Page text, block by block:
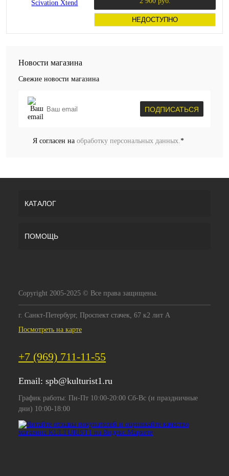
НЕДОСТУПНО
Новости магазина
Свежие новости магазина
ПОДПИСАТЬСЯ
Я согласен на обработку персональных данных. *
КАТАЛОГ
ПОМОЩЬ
Copyright 2005-2025 © Все права защищены.
г. Санкт-Петербург, Проспект стачек, 67 к2 лит А
Посмотреть на карте
+7 (969) 711-11-55
Email: spb@kulturist1.ru
График работы: Пн-Пт 10:00-20:00 Сб-Вс (и праздничные
дни) 10:00-18:00